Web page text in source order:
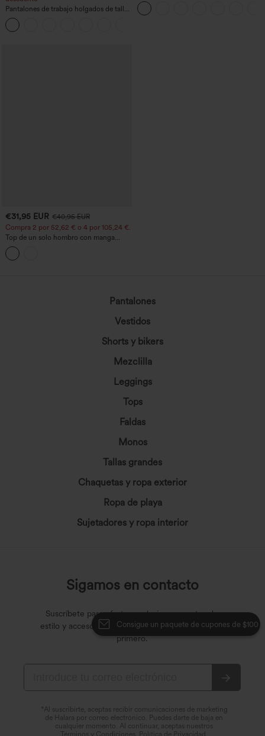
Consigue un paquete de cupones de $100
Pantalones de trabajo holgados de talle
medio con bolsillos y pernera estilo
barril
rápido, tacto fresco y bolsillos - UPF40+
€31,95 EUR €40,95 EUR
Compra 2 por 52,62 € o 4 por 105,24 €.
Top de un solo hombro con manga
corta, dobladillo curvo high‑low,
sujetador integrado y estampado de
lunares, estilo casual
Pantalones
Vestidos
Shorts y bikers
Mezclilla
Leggings
Tops
Faldas
Monos
Tallas grandes
Chaquetas y ropa exterior
Ropa de playa
Sujetadores y ropa interior
Sigamos en contacto
Suscríbete para ofertas exclusivas, secretos de
estilo y acceso anticipado a las últimas novedades
primero.
*Al suscribirte, aceptas recibir comunicaciones de marketing
de Halara por correo electrónico. Puedes darte de baja en
cualquier momento. Al continuar, aceptas nuestros
Términos y Condiciones
Política de Privacidad